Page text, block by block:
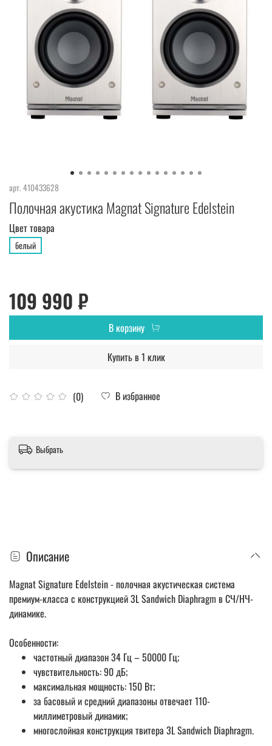
арт. 410433628
Полочная акустика Magnat Signature Edelstein
(0) В избранное
Цвет товара
белый
109 990 ₽
В корзину
Купить в 1 клик
Выбрать
Описание
Magnat Signature Edelstein - полочная акустическая система
премиум-класса с конструкцией 3L Sandwich Diaphragm в СЧ/НЧ-
динамике.
Особенности:
частотный диапазон 34 Гц – 50000 Гц;
чувствительность: 90 дБ;
максимальная мощность: 150 Вт;
за басовый и средний диапазоны отвечает 110-
миллиметровый динамик;
многослойная конструкция твитера 3L Sandwich Diaphragm.